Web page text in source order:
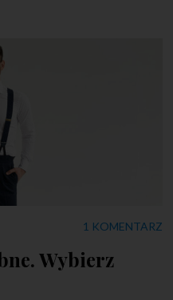
1 KOMENTARZ
Wybierz